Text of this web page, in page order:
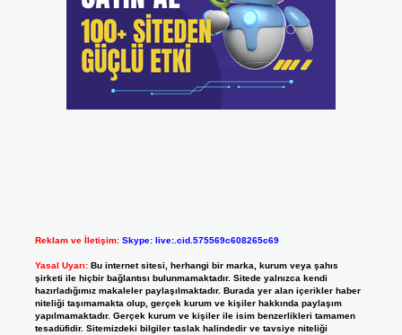
Reklam ve İletişim: Skype: live:.cid.575569c608265c69
Yasal Uyarı: Bu internet sitesi, herhangi bir marka, kurum veya şahıs
şirketi ile hiçbir bağlantısı bulunmamaktadır. Sitede yalnızca kendi
hazırladığımız makaleler paylaşılmaktadır. Burada yer alan içerikler haber
niteliği taşımamakta olup, gerçek kurum ve kişiler hakkında paylaşım
yapılmamaktadır. Gerçek kurum ve kişiler ile isim benzerlikleri tamamen
tesadüfidir. Sitemizdeki bilgiler taslak halindedir ve tavsiye niteliği